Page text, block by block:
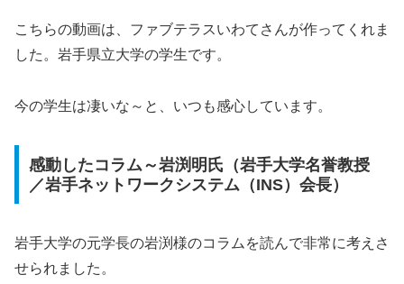
こちらの動画は、ファブテラスいわてさんが作ってくれま
した。岩手県立大学の学生です。
今の学生は凄いな～と、いつも感心しています。
感動したコラム～岩渕明氏（岩手大学名誉教授
／岩手ネットワークシステム（INS）会長）
岩手大学の元学長の岩渕様のコラムを読んで非常に考えさ
せられました。